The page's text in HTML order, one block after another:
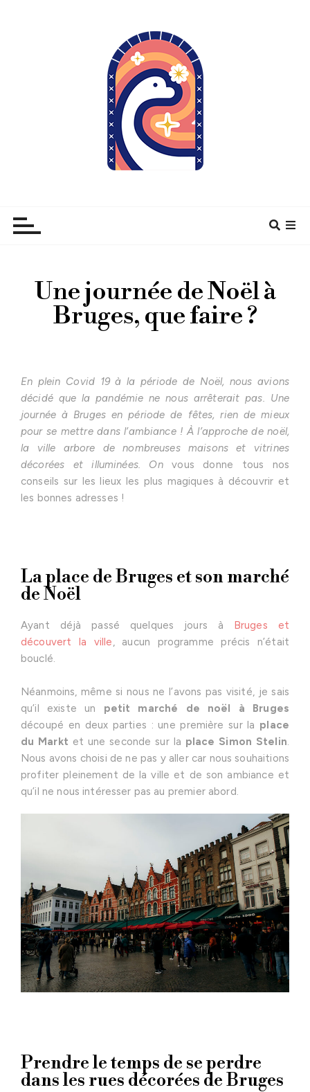
Une journée de Noël à
Bruges, que faire ?
En plein Covid 19 à la période de Noël, nous avions
décidé que la pandémie ne nous arrêterait pas. Une
journée à Bruges en période de fêtes, rien de mieux
pour se mettre dans l’ambiance ! À l’approche de noël,
la ville arbore de nombreuses maisons et vitrines
décorées et illuminées. Onvous donne tous nos
conseils sur les lieux les plus magiques à découvrir et
les bonnes adresses !
La place de Bruges et son marché
de Noël
Ayant déjà passé quelques jours à Bruges et
découvert la ville, aucun programme précis n’était
bouclé.
Néanmoins, même si nous ne l’avons pas visité, je sais
qu’il existe un petit marché de noël à Bruges
découpé en deux parties : une première sur la place
du Markt et une seconde sur la place Simon Stelin.
Nous avons choisi de ne pas y aller car nous souhaitions
profiter pleinement de la ville et de son ambiance et
qu’il ne nous intéresser pas au premier abord.
Prendre le temps de se perdre
dans les rues décorées de Bruges